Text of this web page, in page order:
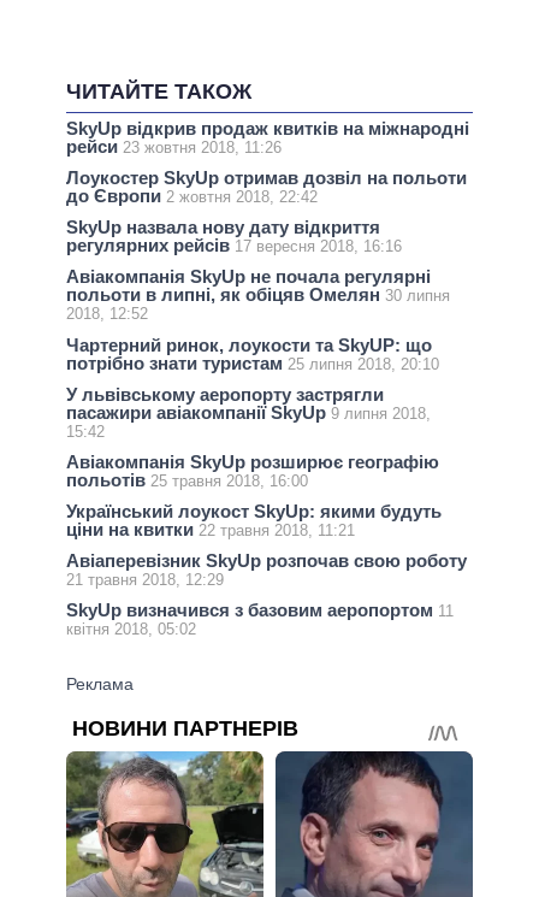
ЧИТАЙТЕ ТАКОЖ
SkyUp відкрив продаж квитків на міжнародні
рейси 23 жовтня 2018, 11:26
Лоукостер SkyUp отримав дозвіл на польоти
до Європи 2 жовтня 2018, 22:42
SkyUp назвала нову дату відкриття
регулярних рейсів 17 вересня 2018, 16:16
Авіакомпанія SkyUp не почала регулярні
польоти в липні, як обіцяв Омелян 30 липня
2018, 12:52
Чартерний ринок, лоукости та SkyUP: що
потрібно знати туристам 25 липня 2018, 20:10
У львівському аеропорту застрягли
пасажири авіакомпанії SkyUp 9 липня 2018,
15:42
Авіакомпанія SkyUp розширює географію
польотів 25 травня 2018, 16:00
Український лоукост SkyUp: якими будуть
ціни на квитки 22 травня 2018, 11:21
Авіаперевізник SkyUp розпочав свою роботу
21 травня 2018, 12:29
SkyUp визначився з базовим аеропортом 11
квітня 2018, 05:02